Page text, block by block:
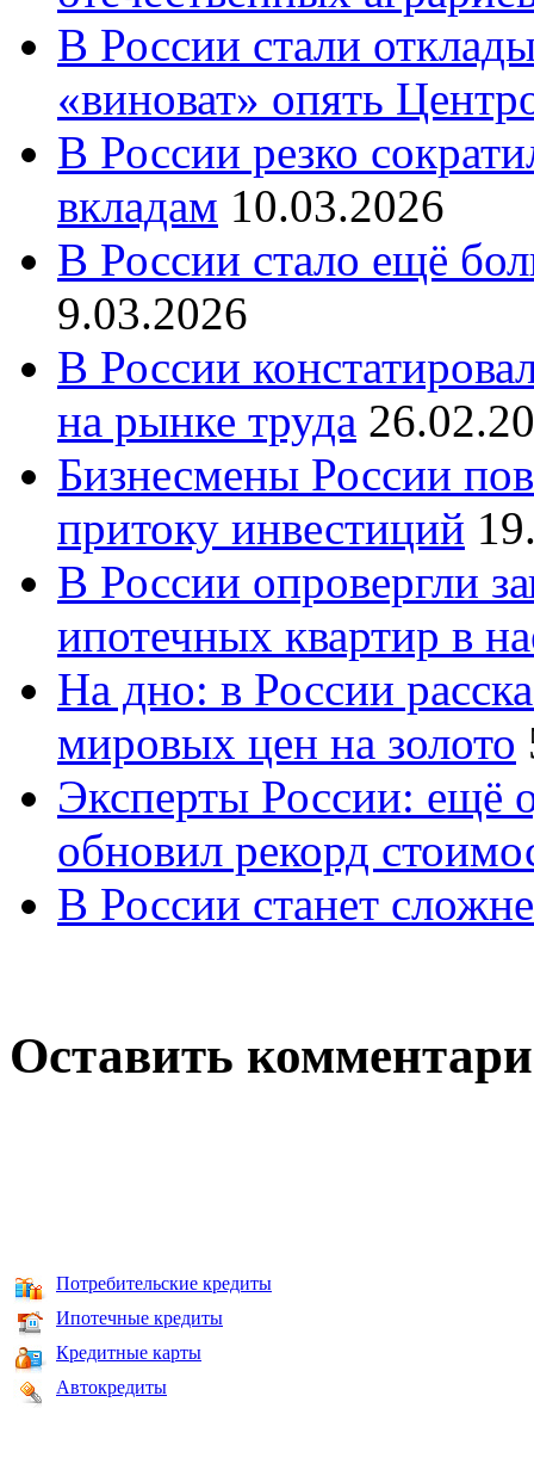
В России стали
«виноват» опять
В России резко
вкладам 10.03.2026
В России стало ещё
9.03.2026
В России
на рынке труда
Бизнесмены России
притоку инвестиций
В России опровергли
ипотечных квартир в
На дно: в России
мировых цен на золото
Эксперты России: ещё
обновил рекорд
В России станет
Оставить
Потребительские кредиты
Ипотечные кредиты
Кредитные карты
Автокредиты